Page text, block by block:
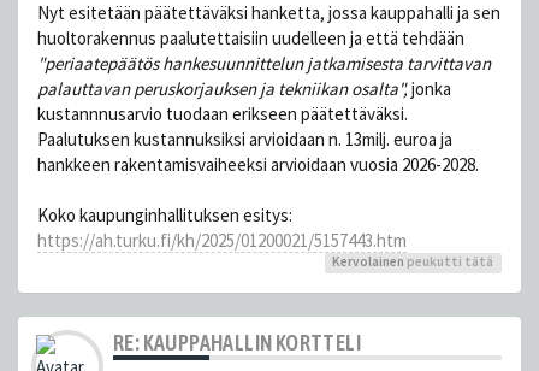
Nyt esitetään päätettäväksi hanketta, jossa kauppahalli ja sen
huoltorakennus paalutettaisiin uudelleen ja että tehdään
"periaatepäätös hankesuunnittelun jatkamisesta tarvittavan
palauttavan peruskorjauksen ja tekniikan osalta",jonka
kustannnusarvio tuodaan erikseen päätettäväksi.
Paalutuksen kustannuksiksi arvioidaan n. 13milj. euroa ja
hankkeen rakentamisvaiheeksi arvioidaan vuosia 2026-2028.
Koko kaupunginhallituksen esitys:
https://ah.turku.fi/kh/2025/01200021/5157443.htm
Kervolainen peukutti tätä
RE: KAUPPAHALLIN KORTTELI